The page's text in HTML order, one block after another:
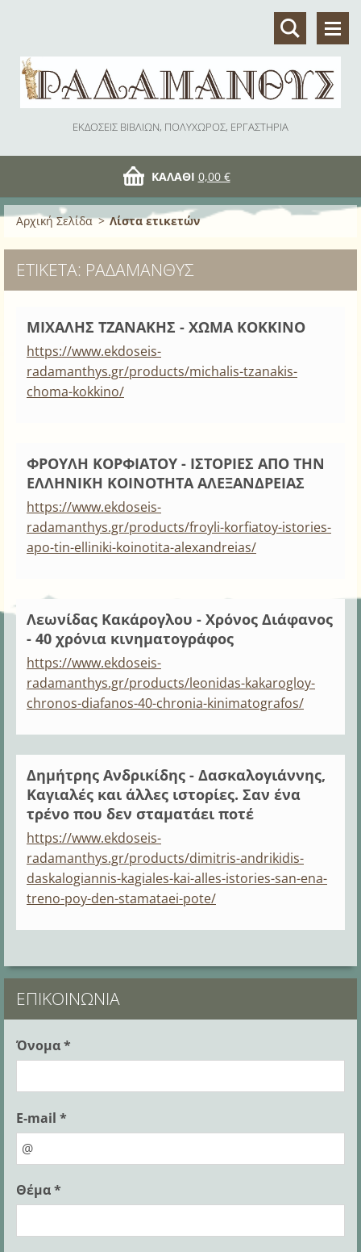
ΕΚΔΟΣΕΙΣ ΒΙΒΛΙΩΝ, ΠΟΛΥΧΩΡΟΣ, ΕΡΓΑΣΤΗΡΙΑ
ΚΑΛΆΘΙ 0,00 €
Αρχική Σελίδα > Λίστα ετικετών
ΕΤΙΚΈΤΑ: ΡΑΔΆΜΑΝΘΥΣ
ΜΙΧΑΛΗΣ ΤΖΑΝΑΚΗΣ - ΧΩΜΑ ΚΟΚΚΙΝΟ
https://www.ekdoseis-
radamanthys.gr/products/michalis-tzanakis-
choma-kokkino/
ΦΡΟΥΛΗ ΚΟΡΦΙΑΤΟΥ - ΙΣΤΟΡΙΕΣ ΑΠΟ ΤΗΝ
ΕΛΛΗΝΙΚΗ ΚΟΙΝΟΤΗΤΑ ΑΛΕΞΑΝΔΡΕΙΑΣ
https://www.ekdoseis-
radamanthys.gr/products/froyli-korfiatoy-istories-
apo-tin-elliniki-koinotita-alexandreias/
Λεωνίδας Κακάρογλου - Χρόνος Διάφανος
- 40 χρόνια κινηματογράφος
https://www.ekdoseis-
radamanthys.gr/products/leonidas-kakarogloy-
chronos-diafanos-40-chronia-kinimatografos/
Δημήτρης Ανδρικίδης - Δασκαλογιάννης,
Καγιαλές και άλλες ιστορίες. Σαν ένα
τρένο που δεν σταματάει ποτέ
https://www.ekdoseis-
radamanthys.gr/products/dimitris-andrikidis-
daskalogiannis-kagiales-kai-alles-istories-san-ena-
treno-poy-den-stamataei-pote/
ΕΠΙΚΟΙΝΩΝΊΑ
Όνομα *
E-mail *
Θέμα *